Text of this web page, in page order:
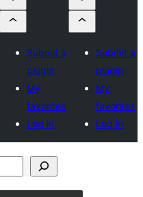
Submit a
plugin
My
favorites
Log in
Submit a
plugin
My
favorites
Log in